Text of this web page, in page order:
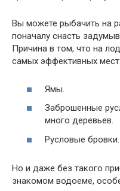
Вы можете рыбачить на
поначалу снасть
Причина в том, что на
самых эффективных мест:
Ямы.
Заброшенные
много деревьев.
Русловые бровки.
Но и даже без такого
знакомом водоеме,